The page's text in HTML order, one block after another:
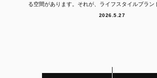
る空間があります。それが、ライフスタイルブランド
2026.5.27